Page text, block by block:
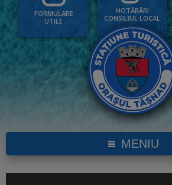
FORMULARE
UTILE
HOTĂRÂRI
CONSILIUL LOCAL
MENIU